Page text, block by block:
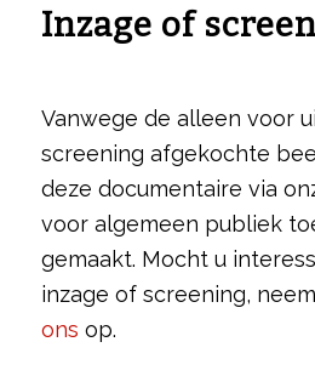
Inzage of
Vanwege de alleen voor
screening afgekochte
deze documentaire via
voor algemeen publiek
gemaakt. Mocht u
inzage of screening,
ons op.